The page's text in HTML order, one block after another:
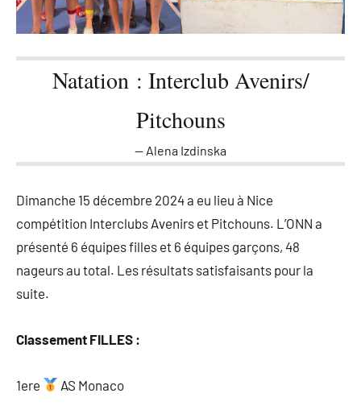
Natation : Interclub Avenirs/
Pitchouns
Alena Izdinska
Dimanche 15 décembre 2024 a eu lieu à Nice
compétition Interclubs Avenirs et Pitchouns. L’ONN a
présenté 6 équipes filles et 6 équipes garçons, 48
nageurs au total. Les résultats satisfaisants pour la
suite.
Classement FILLES :
1ere AS Monaco